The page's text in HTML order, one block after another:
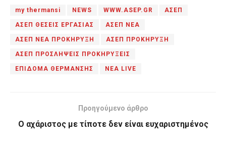
my thermansi NEWS WWW.ASEP.GR ΑΣΕΠ
ΑΣΕΠ ΘΕΣΕΙΣ ΕΡΓΑΣΙΑΣ ΑΣΕΠ ΝΕΑ
ΑΣΕΠ ΝΕΑ ΠΡΟΚΗΡΥΞΗ ΑΣΕΠ ΠΡΟΚΗΡΥΞΗ
ΑΣΕΠ ΠΡΟΣΛΗΨΕΙΣ ΠΡΟΚΗΡΥΞΕΙΣ
ΕΠΙΔΟΜΑ ΘΕΡΜΑΝΣΗΣ ΝΕΑ LIVE
Προηγούμενο άρθρο
Ο αχάριστος με τίποτε δεν είναι ευχαριστημένος